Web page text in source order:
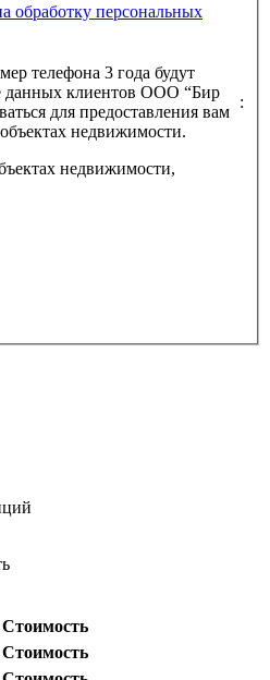
3 года будут
для предоставления вам
информации об объектах недвижимости.
:
недвижимости,
Стоимость
Стоимость